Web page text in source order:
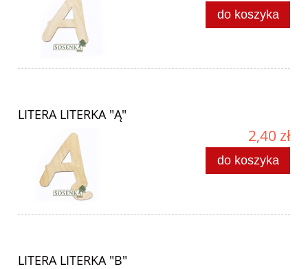
do koszyka
LITERA LITERKA "Ą"
2,40 zł
do koszyka
LITERA LITERKA "B"